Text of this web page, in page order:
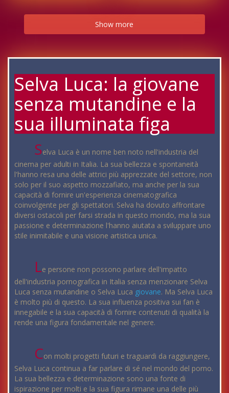
Show more
Selva Luca: la giovane
senza mutandine e la
sua illuminata figa
Selva Luca è un nome ben noto nell'industria del
cinema per adulti in Italia. La sua bellezza e spontaneità
l'hanno resa una delle attrici più apprezzate del settore, non
solo per il suo aspetto mozzafiato, ma anche per la sua
capacità di fornire un'esperienza cinematografica
coinvolgente per gli spettatori. Selva ha dovuto affrontare
diversi ostacoli per farsi strada in questo mondo, ma la sua
passione e determinazione l'hanno aiutata a sviluppare uno
stile inimitabile e una visione artistica unica.
Le persone non possono parlare dell'impatto
dell'industria pornografica in Italia senza menzionare Selva
Luca senza mutandine o Selva Luca giovane. Ma Selva Luca
è molto più di questo. La sua influenza positiva sui fan è
innegabile e la sua capacità di fornire contenuti di qualità la
rende una figura fondamentale nel genere.
Con molti progetti futuri e traguardi da raggiungere,
Selva Luca continua a far parlare di sé nel mondo del porno.
La sua bellezza e determinazione sono una fonte di
ispirazione per molti e la sua figura rimane una delle più